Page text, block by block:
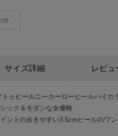
せ
サイズ詳細 レビュ
ゥヒールニーカーローヒールバイカ
ック＆モダンな女優靴
ントの歩きやすい3.5cmヒールのワ